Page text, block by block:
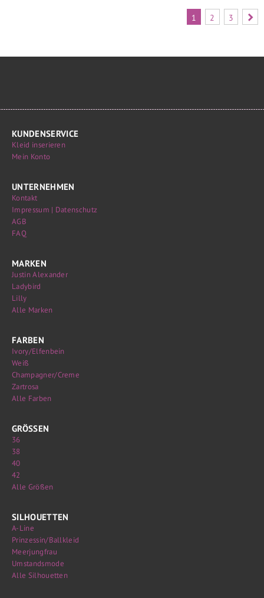
1 2 3
KUNDENSERVICE
Kleid inserieren
Mein Konto
UNTERNEHMEN
Kontakt
Impressum | Datenschutz
AGB
FAQ
MARKEN
Justin Alexander
Ladybird
Lilly
Alle Marken
FARBEN
Ivory/Elfenbein
Weiß
Champagner/Creme
Zartrosa
Alle Farben
GRÖSSEN
36
38
40
42
Alle Größen
SILHOUETTEN
A-Line
Prinzessin/Ballkleid
Meerjungfrau
Umstandsmode
Alle Silhouetten